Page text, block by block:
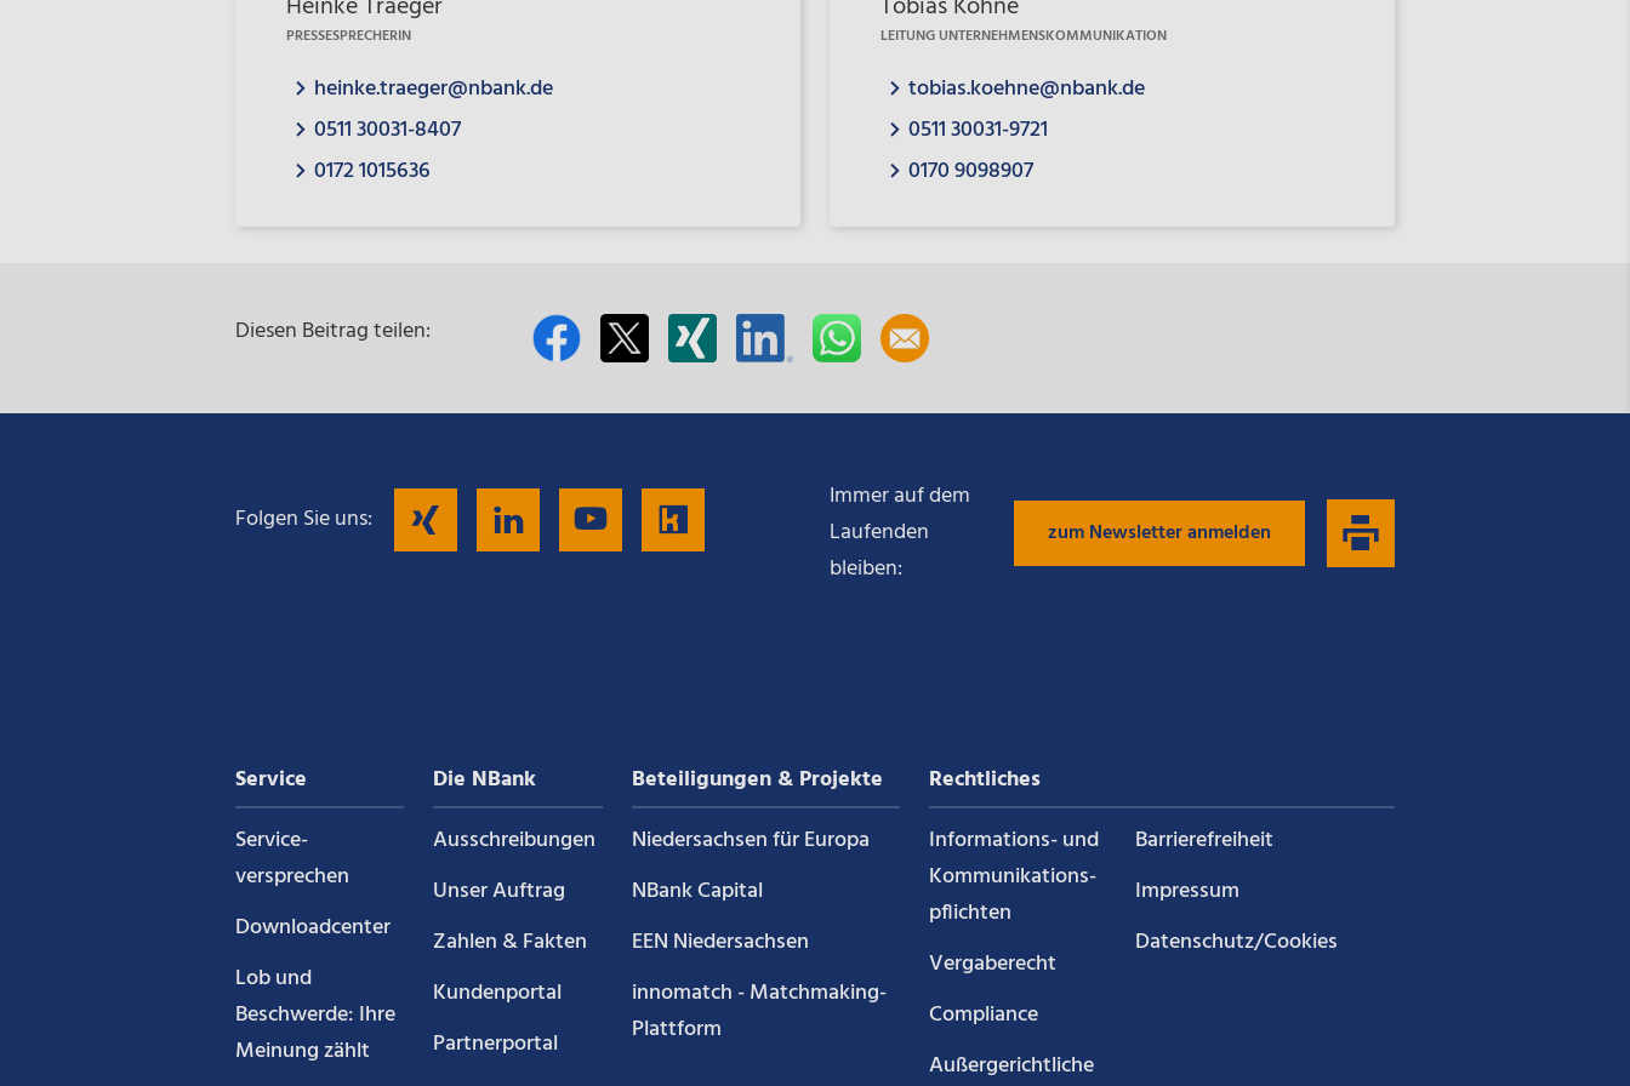
PRESSESPRECHERIN
heinke.traeger@nbank.de
0511 30031-8407
0172 1015636
LEITUNG UNTERNEHMENSKOMMUNIKATION
tobias.koehne@nbank.de
0511 30031-9721
0170 9098907
Diesen Beitrag teilen:
Folgen Sie uns:
Folgen
auf
Xing
Folgen
LinkedIn
Folgen
auf
YouTube
Folgen
auf
Kununu
Immer auf dem
Laufenden
bleiben:
zum Newsletter anmelden
Service
Service­
versprechen
Downloadcenter
Lob und
Beschwerde: Ihre
Meinung zählt
Die NBank
Ausschreibungen
Unser Auftrag
Zahlen & Fakten
Kundenportal
Partnerportal
Beteiligungen & Projekte
Niedersachsen für Europa
NBank Capital
EEN Niedersachsen
innomatch - Matchmaking-
Plattform
Rechtliches
Informations- und
Kommunikations­
pflichten
Vergaberecht
Compliance
Außergerichtliche
Barrierefreiheit
Impressum
Datenschutz/Cookies